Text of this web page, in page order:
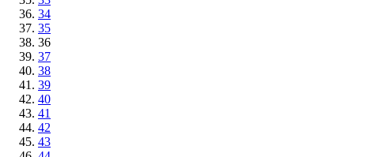
34
35
36
37
38
39
40
41
42
43